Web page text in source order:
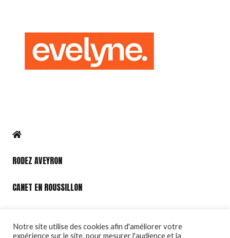
RODEZ AVEYRON
CANET EN ROUSSILLON
Notre site utilise des cookies afin d'améliorer votre
expérience sur le site, pour mesurer l'audience et la